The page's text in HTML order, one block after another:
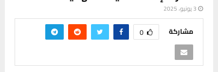
3 يونيو، 2025
مشاركة 0